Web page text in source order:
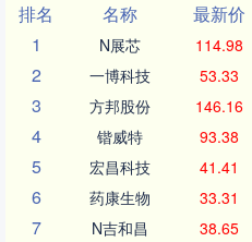
排名
名称 最新价
1
N展芯 114.98
2 一博科技 53.33
3 方邦股份 146.16
4 锴威特 93.38
5 宏昌科技 41.41
6 药康生物 33.31
7 N吉和昌 38.65